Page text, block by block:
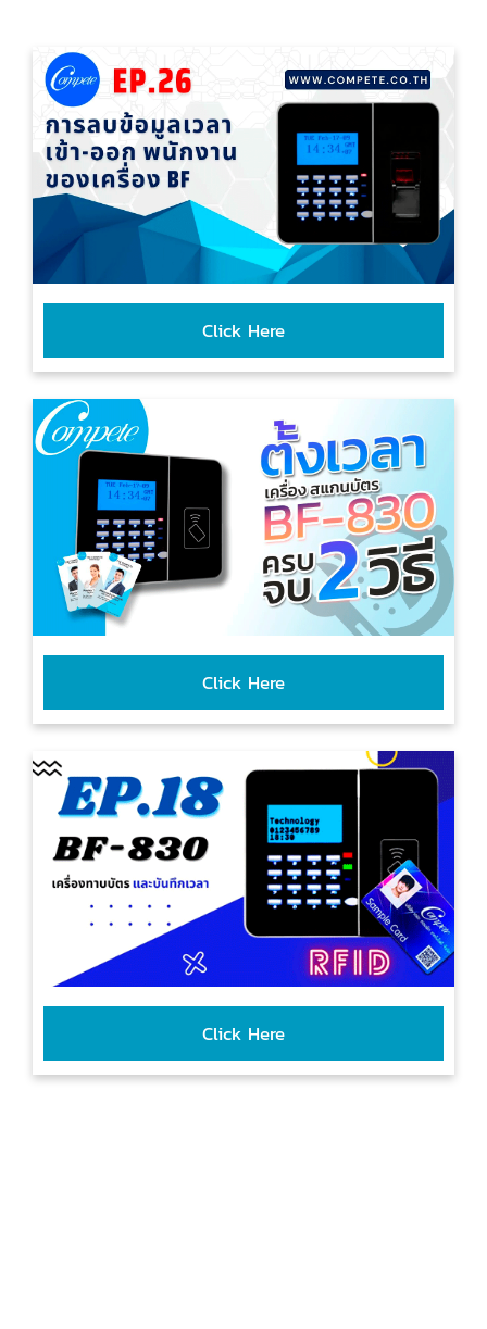
Click Here
Click Here
Click Here